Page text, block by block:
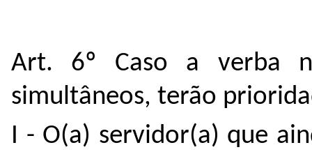
Art. 6º Caso a verba
simultâneos, terão
I - O(a) servidor(a) que